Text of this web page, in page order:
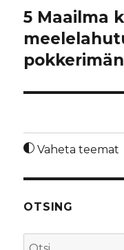
5 Maailma
Vaheta teemat
OTSING
Otsi: